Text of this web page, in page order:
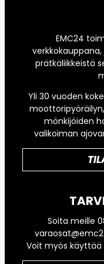
EMC24
prätkäliikkeistä
Yli 30 vuoden
mönkijöiden
valikoiman
Soita meille
Voit myös